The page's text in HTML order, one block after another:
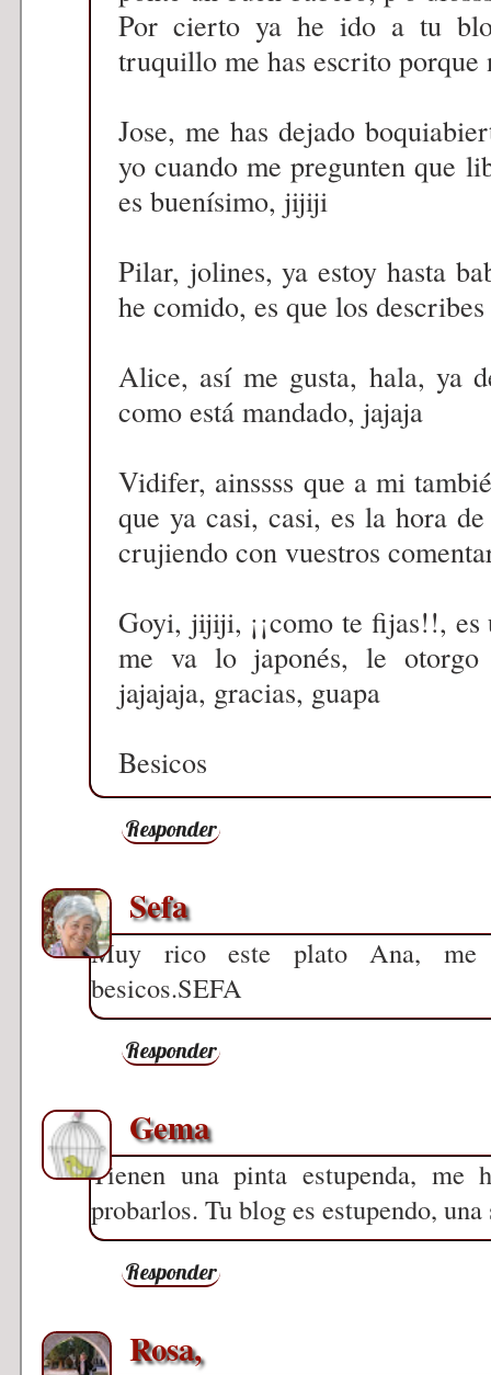
Por cierto ya he ido a tu
truquillo me has escrito
Jose, me has dejado
yo cuando me pregunten que
es buenísimo, jijiji
Pilar, jolines, ya estoy hasta
he comido, es que los
Alice, así me gusta, hala, ya
como está mandado, jajaja
Vidifer, ainssss que a mi
que ya casi, casi, es la hora
crujiendo con vuestros
Goyi, jijiji, ¡¡como te fijas!!, es
me va lo japonés, le
jajajaja, gracias, guapa
Besicos
Responder
Sefa
Muy rico este plato Ana, me
besicos.SEFA
Responder
Gema
Tienen una pinta estupenda, me
probarlos. Tu blog es estupendo,
Responder
Rosa,